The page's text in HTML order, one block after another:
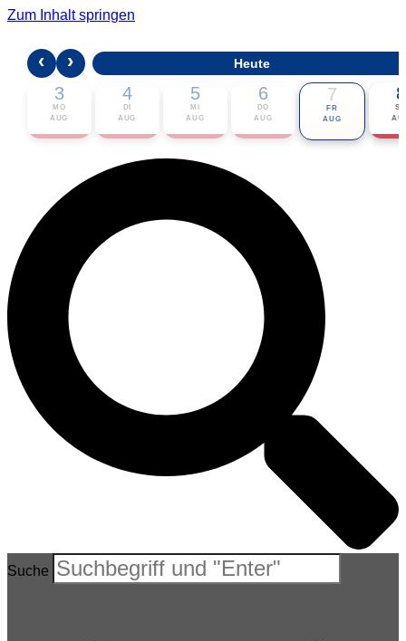
Zum Inhalt springen
🎟 Karten bestellen
‹ › Heute
3
MO
AUG
4
DI
AUG
5
MI
AUG
6
DO
AUG
7
FR
AUG
8
SA
Suche